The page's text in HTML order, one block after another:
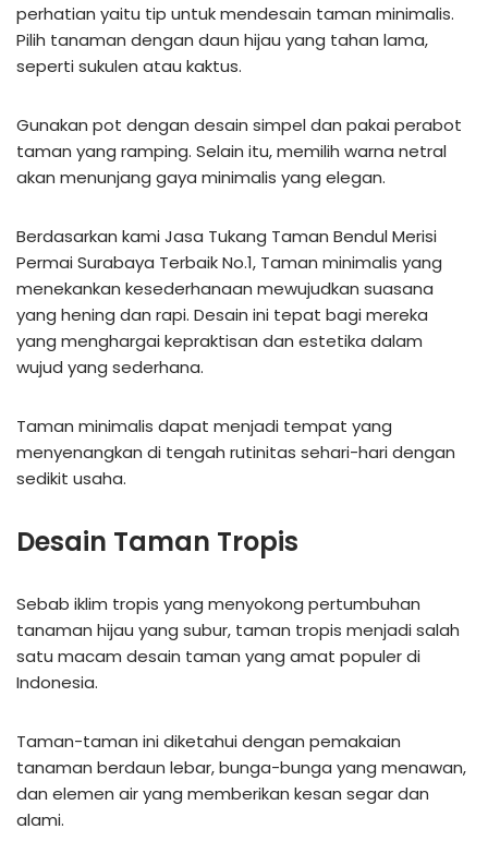
perhatian yaitu tip untuk mendesain taman minimalis.
Pilih tanaman dengan daun hijau yang tahan lama,
seperti sukulen atau kaktus.
Gunakan pot dengan desain simpel dan pakai perabot
taman yang ramping. Selain itu, memilih warna netral
akan menunjang gaya minimalis yang elegan.
Berdasarkan kami Jasa Tukang Taman Bendul Merisi
Permai Surabaya Terbaik No.1, Taman minimalis yang
menekankan kesederhanaan mewujudkan suasana
yang hening dan rapi. Desain ini tepat bagi mereka
yang menghargai kepraktisan dan estetika dalam
wujud yang sederhana.
Taman minimalis dapat menjadi tempat yang
menyenangkan di tengah rutinitas sehari-hari dengan
sedikit usaha.
Desain Taman Tropis
Sebab iklim tropis yang menyokong pertumbuhan
tanaman hijau yang subur, taman tropis menjadi salah
satu macam desain taman yang amat populer di
Indonesia.
Taman-taman ini diketahui dengan pemakaian
tanaman berdaun lebar, bunga-bunga yang menawan,
dan elemen air yang memberikan kesan segar dan
alami.